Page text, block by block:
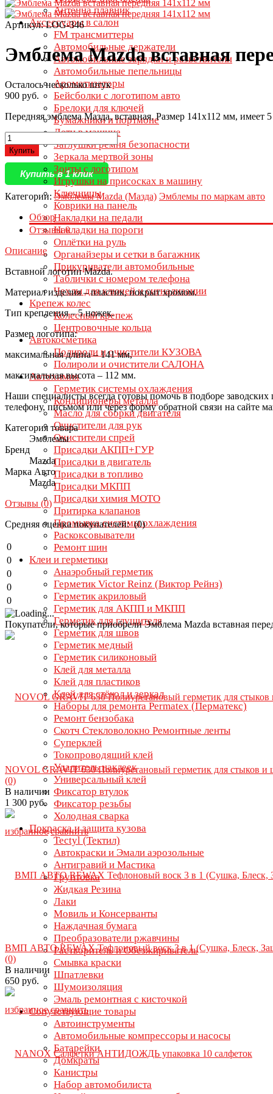
Антенна плавник
Аксессуары в салон
FM трансмиттеры
Автомобильные держатели
Автомобильные зарядки и разветвители
Автомобильные пепельницы
Ароматизаторы
Бейсболки с логотипом авто
Брелоки для ключей
Бумажники и портмоне
Дети в машине
Заглушки ремня безопасности
Зеркала мертвой зоны
Зонты с логотипом
Игрушки на присосках в машину
Ключницы
Коврики на панель
Накладки на педали
Накладки на пороги
Оплётки на руль
Органайзеры и сетки в багажник
Прикуриватели автомобильные
Таблички с номером телефона
Чехлы для ключей и сигнализации
Крепеж колес
Колесный крепеж
Центровочные кольца
Автокосметика
Полироли и очистители КУЗОВА
Полироли и очистители САЛОНА
Автохимия
Герметик системы охлаждения
Кондиционеры металла
Масло для сборки двигателя
Очистители для рук
Очистители спрей
Присадки АКПП+ГУР
Присадки в двигатель
Присадки в топливо
Присадки МКПП
Присадки химия МОТО
Притирка клапанов
Промывка системы охлаждения
Раскоксовыватели
Ремонт шин
Клеи и герметики
Анаэробный герметик
Герметик Victor Reinz (Виктор Рейнз)
Герметик акриловый
Герметик для АКПП и МКПП
Герметик для глушителя
Герметик для швов
Герметик медный
Герметик силиконовый
Клей для металла
Клей для пластиков
Клей для стёкол и зеркал
Наборы для ремонта Permatex (Перматекс)
Ремонт бензобака
Скотч Стекловолокно Ремонтные ленты
Суперклей
Токопроводящий клей
Удалитель наклеек
Универсальный клей
Фиксатор втулок
Фиксатор резьбы
Холодная сварка
Покраска и защита кузова
Tectyl (Тектил)
Автокраски и Эмали аэрозольные
Антигравий и Мастика
Грунтовка
Жидкая Резина
Лаки
Мовиль и Консерванты
Наждачная бумага
Преобразователи ржавчины
Растворитель и Обезжириватель
Смывка краски
Шпатлевки
Шумоизоляция
Эмаль ремонтная с кисточкой
Сопутствующие товары
Автоинструменты
Автомобильные компрессоры и насосы
Батарейки
Домкраты
Канистры
Набор автомобилиста
Артикул: LOG-346
Эмблема Mazda вставная
Осталось несколько штук
900 руб.
Передняя эмблема Мазда, вставная. Размер 141х112 мм, имеет
Купить
Купить в 1 клик
Категории:Эмблемы Mazda (Мазда) Эмблемы по маркам авто
Обзор
Отзывы0
Описание
Вставной логотип Mazda.
Материал изделия – пластик, покрыт хромом.
Тип крепления – 5 ножек.
Размер логотипа:
максимальная длина – 141 мм,
максимальная высота – 112 мм.
Наши специалисты всегда готовы помочь в подборе
телефону, письмом или через форму обратной связи на сайте
Категория товара
Эмблемы
Бренд
Mazda
Марка Авто
Mazda
Отзывы (0)
Средняя оценка покупателей: (0)
0
0
0
0
0
Покупатели, которые приобрели Эмблема Mazda вставная
избранное сравнить
NOVOL GRAVIT 630 Полиуретановый герметик для стыков и
(0)
В наличии
1 300 руб.
избранное сравнить
ВМП АВТО REWAX Тефлоновый воск 3 в 1 (Сушка, Блеск,
(0)
В наличии
650 руб.